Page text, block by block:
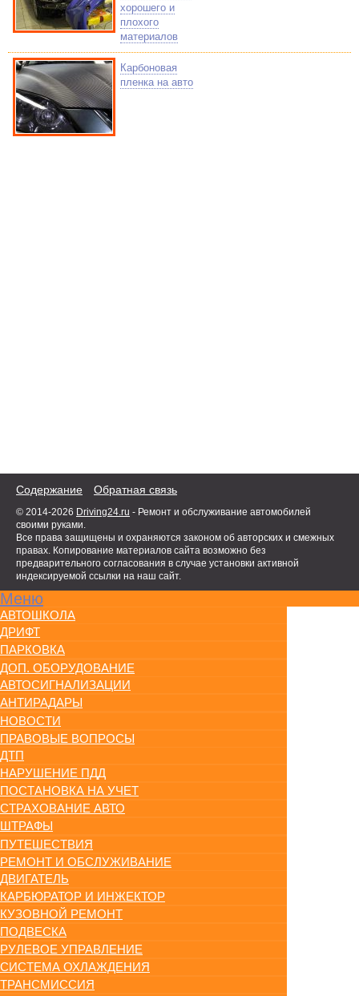
хорошего и
плохого
материалов
Карбоновая
пленка на авто
Содержание Обратная связь
© 2014-2026 Driving24.ru - Ремонт и обслуживание автомобилей
своими руками.
Все права защищены и охраняются законом об авторских и смежных
правах. Копирование материалов сайта возможно без
предварительного согласования в случае установки активной
индексируемой ссылки на наш сайт.
Меню
АВТОШКОЛА
ДРИФТ
ПАРКОВКА
ДОП. ОБОРУДОВАНИЕ
АВТОСИГНАЛИЗАЦИИ
АНТИРАДАРЫ
НОВОСТИ
ПРАВОВЫЕ ВОПРОСЫ
ДТП
НАРУШЕНИЕ ПДД
ПОСТАНОВКА НА УЧЕТ
СТРАХОВАНИЕ АВТО
ШТРАФЫ
ПУТЕШЕСТВИЯ
РЕМОНТ И ОБСЛУЖИВАНИЕ
ДВИГАТЕЛЬ
КАРБЮРАТОР И ИНЖЕКТОР
КУЗОВНОЙ РЕМОНТ
ПОДВЕСКА
РУЛЕВОЕ УПРАВЛЕНИЕ
СИСТЕМА ОХЛАЖДЕНИЯ
ТРАНСМИССИЯ